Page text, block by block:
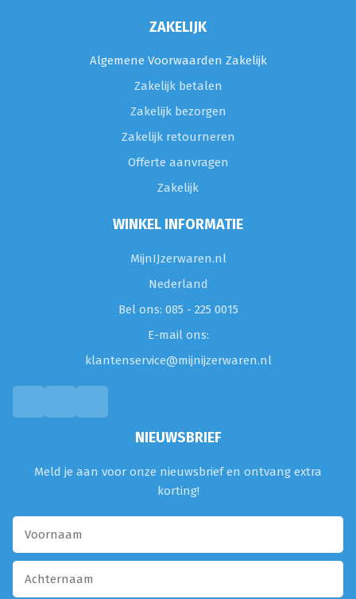
ZAKELIJK
Algemene Voorwaarden Zakelijk
Zakelijk betalen
Zakelijk bezorgen
Zakelijk retourneren
Offerte aanvragen
Zakelijk
WINKEL INFORMATIE
MijnIJzerwaren.nl
Nederland
Bel ons: 085 - 225 0015
E-mail ons:
klantenservice@mijnijzerwaren.nl
NIEUWSBRIEF
Meld je aan voor onze nieuwsbrief en ontvang extra
korting!